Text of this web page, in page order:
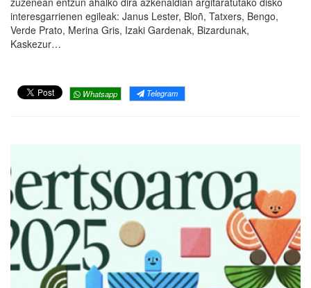
interesgarrienen egileak: Janus Lester, Bloñ, Tatxers, Bengo,
Verde Prato, Merina Gris, Izaki Gardenak, Bizardunak,
Kaskezur…
Whatsapp Telegram